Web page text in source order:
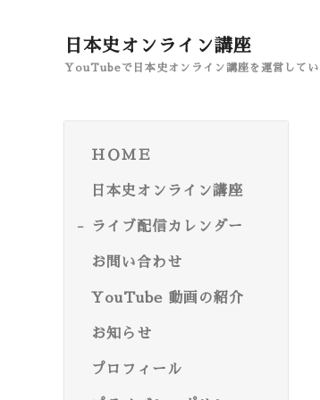
日本史オンライン講座
YouTubeで日本史オンライン講座を運営してい
ＨＯＭＥ
日本史オンライン講座
ライブ配信カレンダー
お問い合わせ
YouTube 動画の紹介
お知らせ
プロフィール